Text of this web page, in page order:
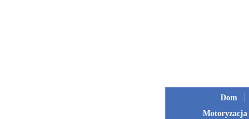
Dom
Motoryzacja